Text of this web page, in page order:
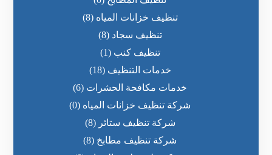
تنظيف خزانات المياه (8)
تنظيف سجاد (8)
تنظيف كنب (1)
خدمات التنظيف (18)
خدمات مكافحة الحشرات (6)
شركة تنظيف خزانات المياه (0)
شركة تنظيف ستائر (8)
شركة تنظيف مطابخ (8)